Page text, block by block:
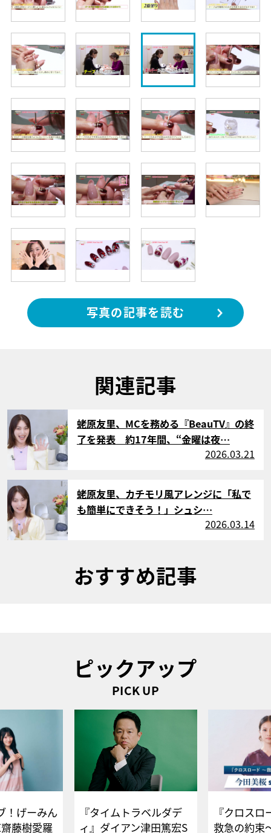
写真の記事を読む
関連記事
サムネイル
蛯原友里、MCを務める『BeauTV』の終
了を発表 約17年間、“金曜は夜…
2026.03.21
蛯原友里、カチモリ風アレンジに「私で
も簡単にできそう！」シュシ…
2026.03.14
おすすめ記事
ピックアップ
PICK UP
！げーみん
藤樹愛羅
『タイムトラベルダデ
ィ』ダイアン津田篤宏S
『クロス
救急の約束